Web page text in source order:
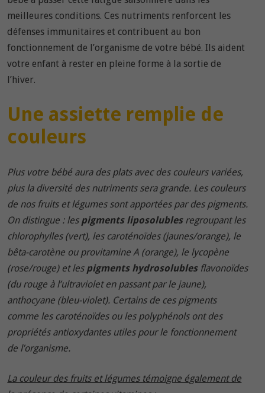
meilleures conditions. Ces nutriments renforcent les
défenses immunitaires et contribuent au bon
fonctionnement de l’organisme de votre bébé. Ils aident
votre enfant à rester en pleine forme à la sortie de
l’hiver.
Une assiette remplie de
couleurs
Plus votre bébé aura des plats avec des couleurs variées,
plus la diversité des nutriments sera grande. Les couleurs
de nos fruits et légumes sont apportées par des pigments.
On distingue : les pigments liposolublesregroupant les
chlorophylles (vert), les caroténoïdes (jaunes/orange), le
bêta-carotène ou provitamine A (orange), le lycopène
(rose/rouge) et les pigments hydrosolublesflavonoïdes
(du rouge à l’ultraviolet en passant par le jaune),
anthocyane (bleu-violet). Certains de ces pigments
comme les caroténoïdes ou les polyphénols ont des
propriétés antioxydantes utiles pour le fonctionnement
de l’organisme.
La couleur des fruits et légumes témoigne également de